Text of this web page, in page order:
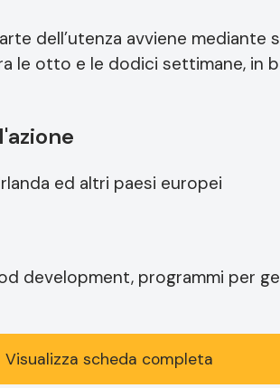
dell’utenza avviene
le otto e le dodici settimane, in
ed altri paesi europei
development, programmi per
Visualizza scheda completa